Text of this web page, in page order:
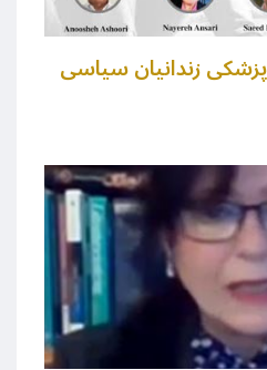
زندانیان سیاسی